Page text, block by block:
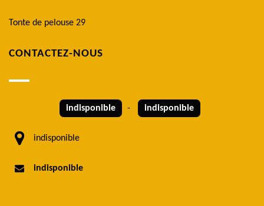
Tonte de pelouse 29
CONTACTEZ-NOUS
indisponible - indisponible
indisponible
indisponible